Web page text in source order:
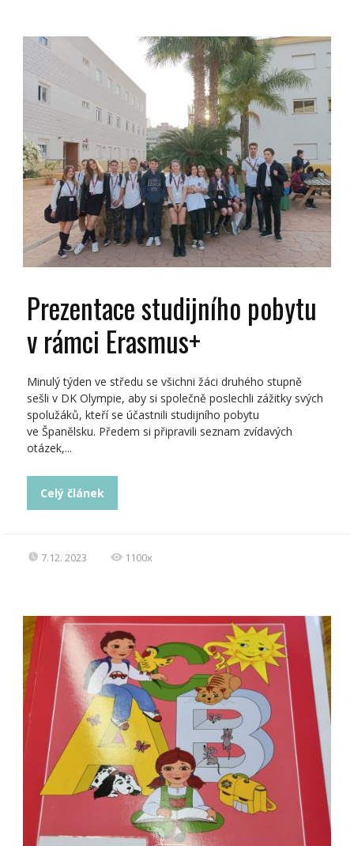
Prezentace studijního pobytu
v rámci Erasmus+
Minulý týden ve středu se všichni žáci druhého stupně
sešli v DK Olympie, aby si společně poslechli zážitky svých
spolužáků, kteří se účastnili studijního pobytu
ve Španělsku. Předem si připravili seznam zvídavých
otázek,...
Celý článek
7.12. 2023 1100x